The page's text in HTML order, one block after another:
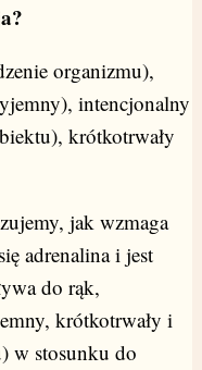
organizmu),
intencjonalny
krótkotrwały
jak wzmaga
adrenalina i jest
do rąk,
krótkotrwały i
w stosunku do